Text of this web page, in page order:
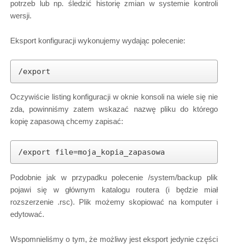
potrzeb lub np. śledzić historię zmian w systemie kontroli
wersji.
Eksport konfiguracji wykonujemy wydając polecenie:
/export
Oczywiście listing konfiguracji w oknie konsoli na wiele się nie
zda, powinniśmy zatem wskazać nazwę pliku do którego
kopię zapasową chcemy zapisać:
/export file=moja_kopia_zapasowa
Podobnie jak w przypadku polecenie /system/backup plik
pojawi się w głównym katalogu routera (i będzie miał
rozszerzenie .rsc). Plik możemy skopiować na komputer i
edytować.
Wspomnieliśmy o tym, że możliwy jest eksport jedynie części